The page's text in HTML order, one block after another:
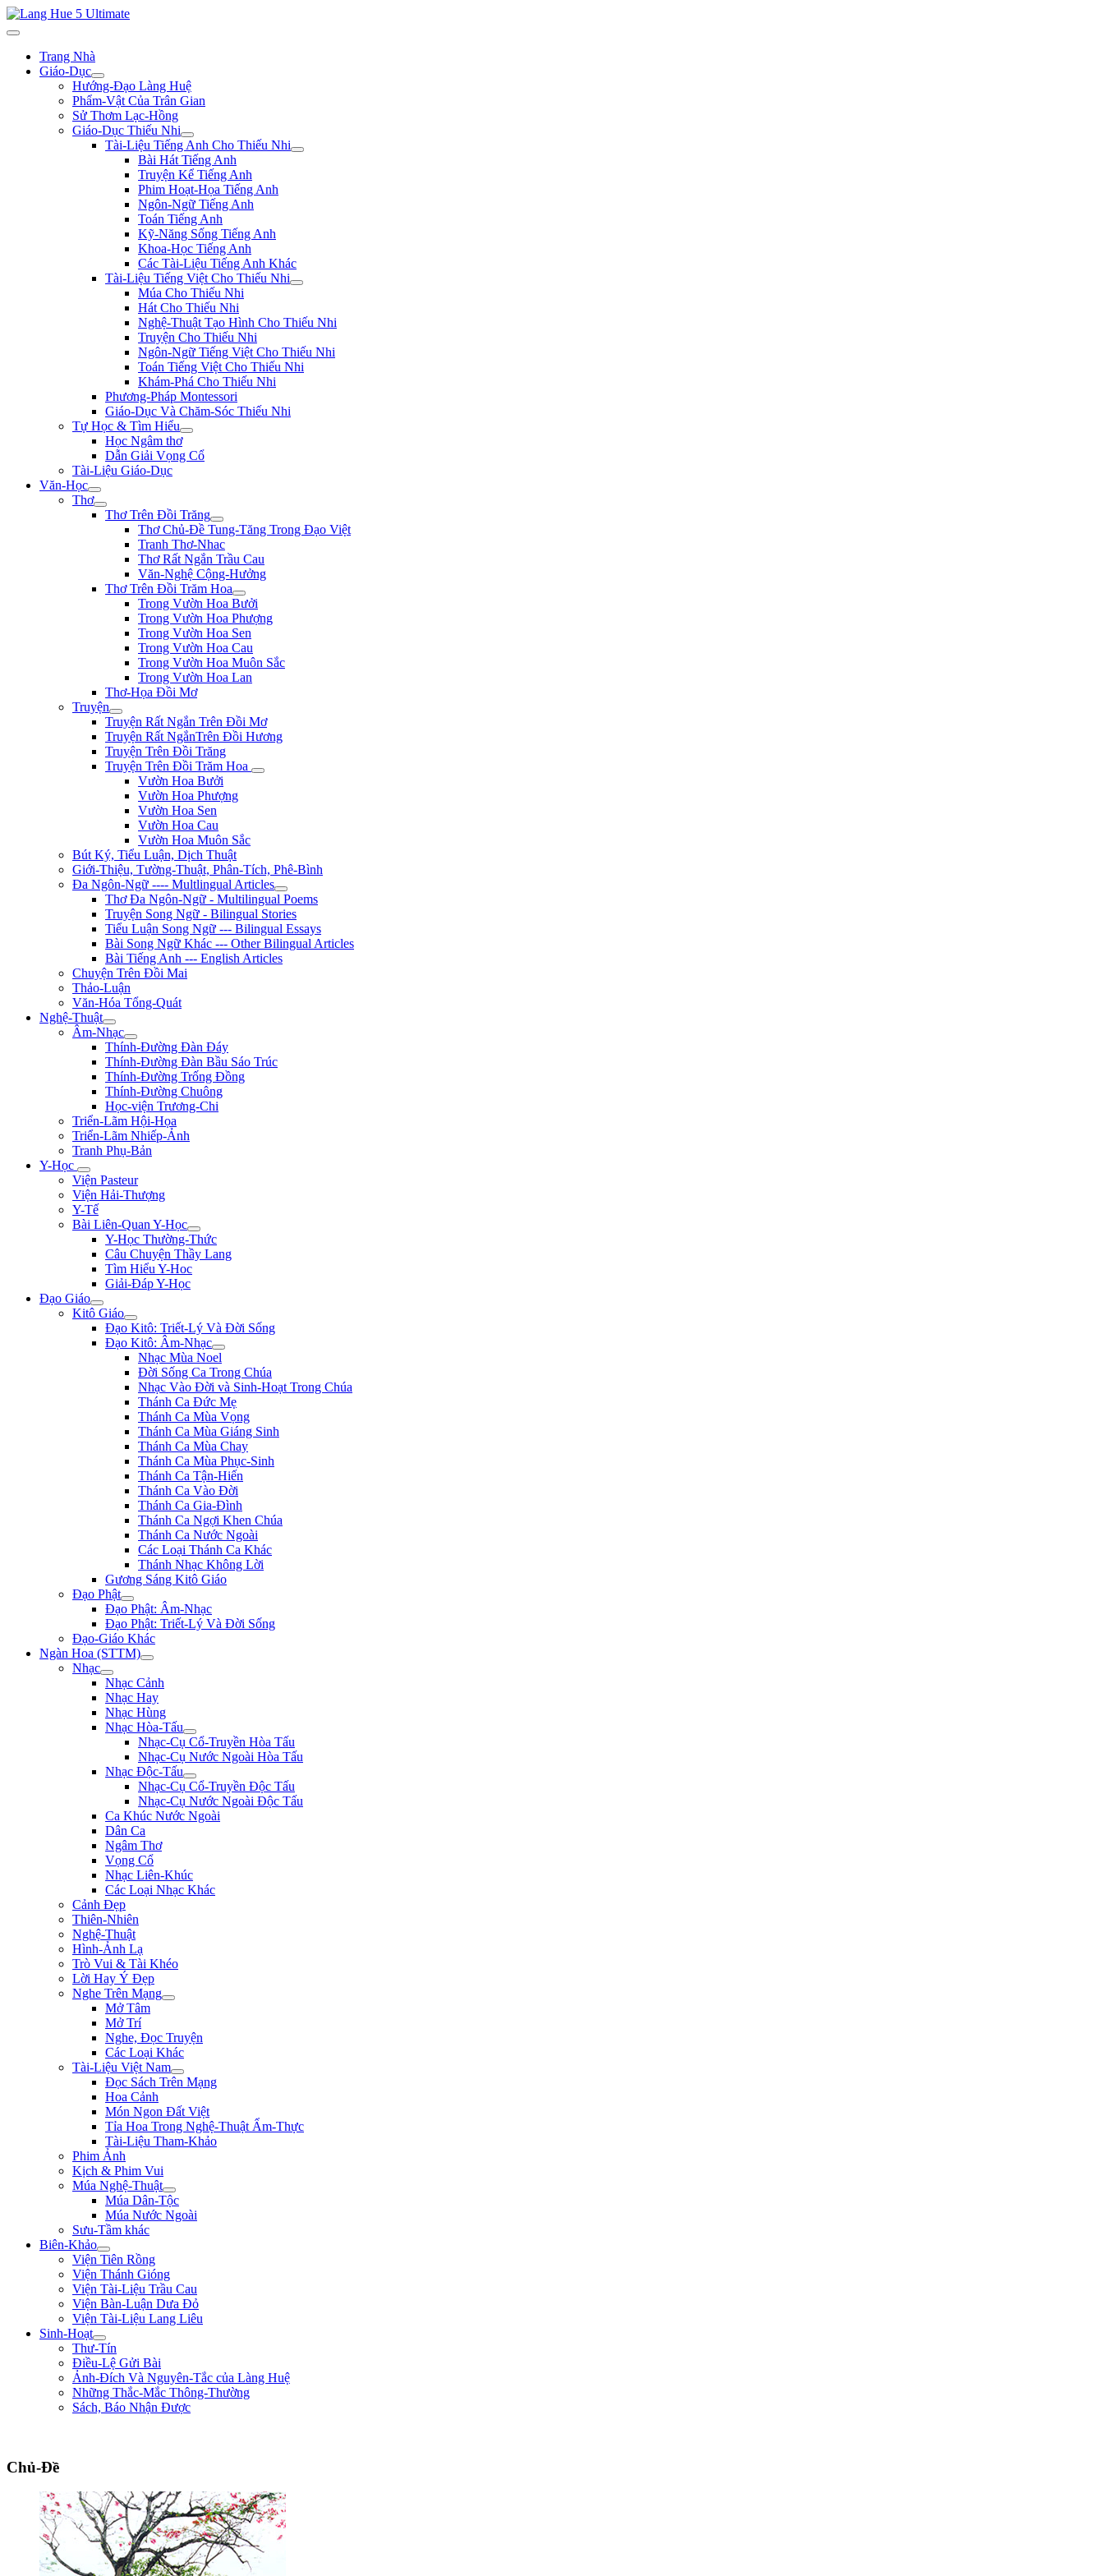
Trang Nhà
Giáo-Dục
Hướng-Đạo Làng Huệ
Phẩm-Vật Của Trân Gian
Sử Thơm Lạc-Hồng
Giáo-Dục Thiếu Nhi
Tài-Liệu Tiếng Anh Cho Thiếu Nhi
Bài Hát Tiếng Anh
Truyện Kể Tiếng Anh
Phim Hoạt-Họa Tiếng Anh
Ngôn-Ngữ Tiếng Anh
Toán Tiếng Anh
Kỹ-Năng Sống Tiếng Anh
Khoa-Học Tiếng Anh
Các Tài-Liệu Tiếng Anh Khác
Tài-Liệu Tiếng Việt Cho Thiếu Nhi
Múa Cho Thiếu Nhi
Hát Cho Thiếu Nhi
Nghệ-Thuật Tạo Hình Cho Thiếu Nhi
Truyện Cho Thiếu Nhi
Ngôn-Ngữ Tiếng Việt Cho Thiếu Nhi
Toán Tiếng Việt Cho Thiếu Nhi
Khám-Phá Cho Thiếu Nhi
Phương-Pháp Montessori
Giáo-Dục Và Chăm-Sóc Thiếu Nhi
Tự Học & Tìm Hiểu
Học Ngâm thơ
Dẫn Giải Vọng Cổ
Tài-Liệu Giáo-Dục
Văn-Học
Thơ
Thơ Trên Đồi Trăng
Thơ Chủ-Đề Tung-Tăng Trong Đạo Việt
Tranh Thơ-Nhac
Thơ Rất Ngắn Trầu Cau
Văn-Nghệ Cộng-Hưởng
Thơ Trên Đồi Trăm Hoa
Trong Vườn Hoa Bưởi
Trong Vườn Hoa Phượng
Trong Vườn Hoa Sen
Trong Vườn Hoa Cau
Trong Vườn Hoa Muôn Sắc
Trong Vườn Hoa Lan
Thơ-Họa Đồi Mơ
Truyện
Truyện Rất Ngắn Trên Đồi Mơ
Truyện Rất NgắnTrên Đồi Hương
Truyện Trên Đồi Trăng
Truyện Trên Đồi Trăm Hoa
Vườn Hoa Bưởi
Vườn Hoa Phượng
Vườn Hoa Sen
Vườn Hoa Cau
Vườn Hoa Muôn Sắc
Bút Ký, Tiểu Luận, Dịch Thuật
Giới-Thiệu, Tường-Thuật, Phân-Tích, Phê-Bình
Đa Ngôn-Ngữ ---- Multlingual Articles
Thơ Đa Ngôn-Ngữ - Multilingual Poems
Truyện Song Ngữ - Bilingual Stories
Tiểu Luận Song Ngữ --- Bilingual Essays
Bài Song Ngữ Khác --- Other Bilingual Articles
Bài Tiếng Anh --- English Articles
Chuyện Trên Đồi Mai
Thảo-Luận
Văn-Hóa Tổng-Quát
Nghệ-Thuật
Âm-Nhạc
Thính-Đường Đàn Đáy
Thính-Đường Đàn Bầu Sáo Trúc
Thính-Đường Trống Đồng
Thính-Đường Chuông
Học-viện Trương-Chi
Triển-Lãm Hội-Họa
Triển-Lãm Nhiếp-Ảnh
Tranh Phụ-Bản
Y-Học
Viện Pasteur
Viện Hải-Thượng
Y-Tế
Bài Liên-Quan Y-Học
Y-Học Thường-Thức
Câu Chuyện Thầy Lang
Tìm Hiểu Y-Hoc
Giải-Đáp Y-Học
Đạo Giáo
Kitô Giáo
Đạo Kitô: Triết-Lý Và Đời Sống
Đạo Kitô: Âm-Nhạc
Nhạc Mùa Noel
Đời Sống Ca Trong Chúa
Nhạc Vào Đời và Sinh-Hoạt Trong Chúa
Thánh Ca Đức Mẹ
Thánh Ca Mùa Vọng
Thánh Ca Mùa Giáng Sinh
Thánh Ca Mùa Chay
Thánh Ca Mùa Phục-Sinh
Thánh Ca Tận-Hiến
Thánh Ca Vào Đời
Thánh Ca Gia-Đình
Thánh Ca Ngợi Khen Chúa
Thánh Ca Nước Ngoài
Các Loại Thánh Ca Khác
Thánh Nhạc Không Lời
Gương Sáng Kitô Giáo
Đạo Phật
Đạo Phật: Âm-Nhạc
Đạo Phật: Triết-Lý Và Đời Sống
Đạo-Giáo Khác
Ngàn Hoa (STTM)
Nhạc
Nhạc Cảnh
Nhạc Hay
Nhạc Hùng
Nhạc Hòa-Tấu
Nhạc-Cụ Cổ-Truyền Hòa Tấu
Nhạc-Cụ Nước Ngoài Hòa Tấu
Nhạc Độc-Tấu
Nhạc-Cụ Cổ-Truyền Độc Tấu
Nhạc-Cụ Nước Ngoài Độc Tấu
Ca Khúc Nước Ngoài
Dân Ca
Ngâm Thơ
Vọng Cổ
Nhạc Liên-Khúc
Các Loại Nhạc Khác
Cảnh Đẹp
Thiên-Nhiên
Nghệ-Thuật
Hình-Ảnh Lạ
Trò Vui & Tài Khéo
Lời Hay Ý Đẹp
Nghe Trên Mạng
Mở Tâm
Mở Trí
Nghe, Đọc Truyện
Các Loại Khác
Tài-Liệu Việt Nam
Đọc Sách Trên Mạng
Hoa Cảnh
Món Ngon Đất Việt
Tỉa Hoa Trong Nghệ-Thuật Ẩm-Thực
Tài-Liệu Tham-Khảo
Phim Ảnh
Kịch & Phim Vui
Múa Nghệ-Thuật
Múa Dân-Tộc
Múa Nước Ngoài
Sưu-Tầm khác
Biên-Khảo
Viện Tiên Rồng
Viện Thánh Gióng
Viện Tài-Liệu Trầu Cau
Viện Bàn-Luận Dưa Đỏ
Viện Tài-Liệu Lang Liêu
Sinh-Hoạt
Thư-Tín
Điều-Lệ Gửi Bài
Ảnh-Đích Và Nguyên-Tắc của Làng Huệ
Những Thắc-Mắc Thông-Thường
Sách, Báo Nhận Được
Chủ-Đề